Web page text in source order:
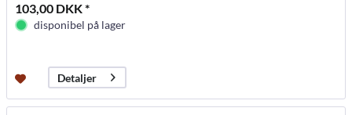
103,00 DKK *
disponibel på lager
Detaljer